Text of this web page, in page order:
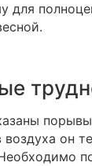
для
он